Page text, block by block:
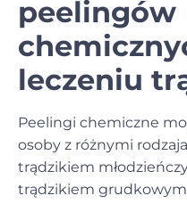
peelingów
leczeniu
Peelingi chemiczne
osoby z różnymi
trądzikiem
trądzikiem